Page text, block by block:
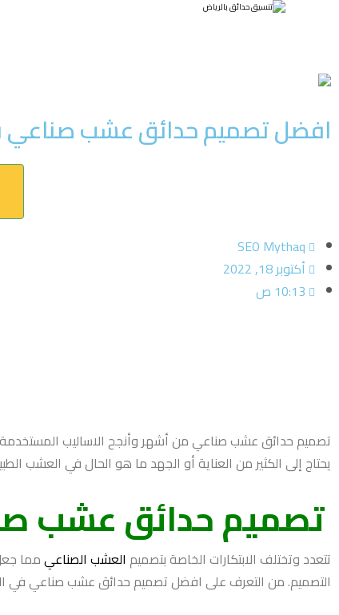
افضل تصميم حدائق عشب صناعي
SEO Mythaq
أكتوبر 18, 2022
10:13 ص
تصميم حدائق عشب صناعي من أشهر وأنجح الاساليب المستخدمة
يحتاج إلى الكثير من العناية أو الجهد ما هو الحال في العشب
تصميم حدائق عشب
تتعدد وتختلف الابتكارات الخاصة بتصميم العشب الصناعيمما
التصميم. من التعرف على افضل تصميم حدائق عشب صناعي في